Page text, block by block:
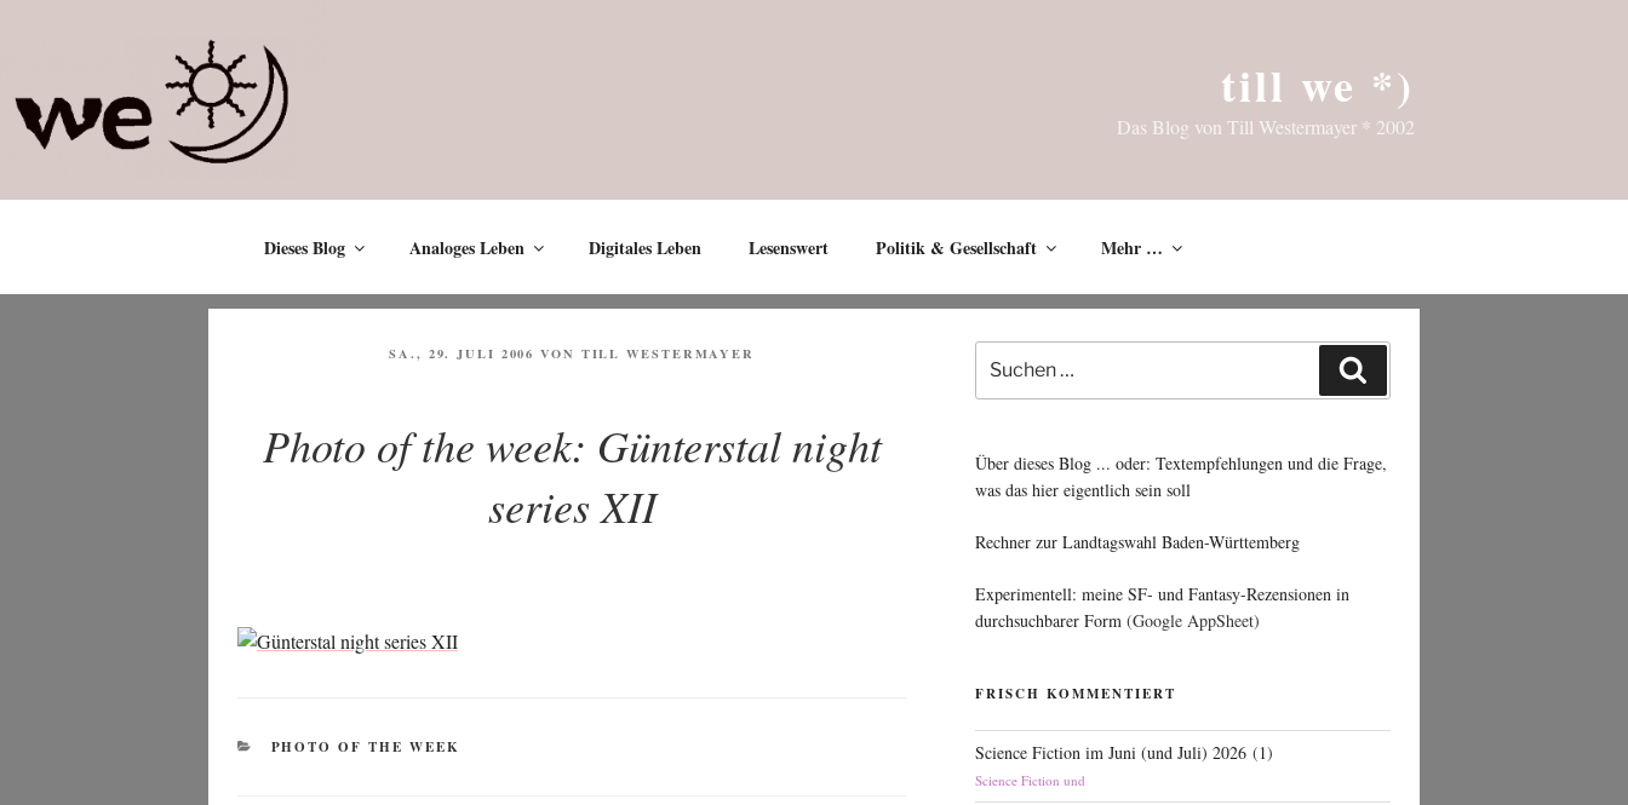
till we *)
Das Blog von Till Westermayer * 2002
Dieses Blog Analoges Leben Digitales Leben Lesenswert Politik & Gesellschaft Mehr …
VERÖFFENTLICHT
SA., 29. JULI 2006 VON TILL WESTERMAYER
Photo of the week: Günterstal night
series XII
KATEGORIEN
PHOTO OF THE WEEK
nach:
Über dieses Blog ... oder: Textempfehlungen und die Frage,
was das hier eigentlich sein soll
Rechner zur Landtagswahl Baden-Württemberg
Experimentell: meine SF- und Fantasy-Rezensionen in
durchsuchbarer Form (Google AppSheet)
FRISCH KOMMENTIERT
Science Fiction im Juni (und Juli) 2026 (1)
Science Fiction und